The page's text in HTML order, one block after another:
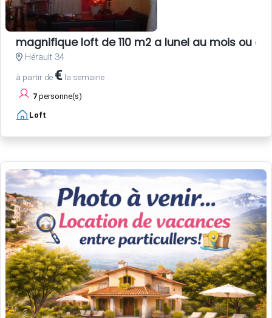
magnifique loft de 110 m2 a lunel au mois ou
Hérault 34
à partir de € la semaine
7 personne(s)
Loft